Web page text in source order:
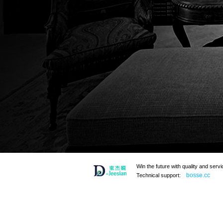
Win the future with quality and
Technical support:
bosse.cc